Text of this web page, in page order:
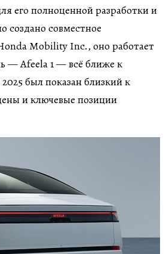
его полноценной разработки и
создано совместное
Mobility Inc., оно работает
— Afeela 1 — всё ближе к
был показан близкий к
и ключевые позиции